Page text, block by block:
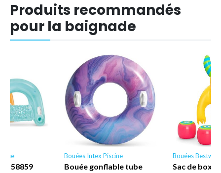
Produits recommandés
pour la baignade
- 58859
Bouées Intex Piscine
Bouée gonflable tube
Bouées Bestway
Sac de boxe